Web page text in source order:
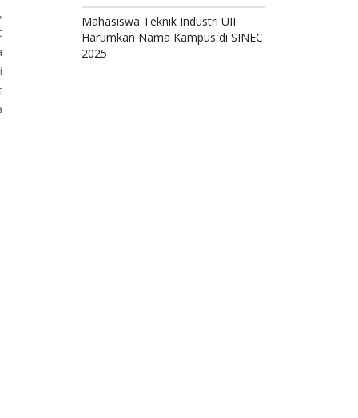
Mahasiswa Teknik Industri UII
Harumkan Nama Kampus di SINEC
2025